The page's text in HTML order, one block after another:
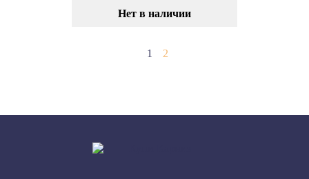
Нет в наличии
1 2